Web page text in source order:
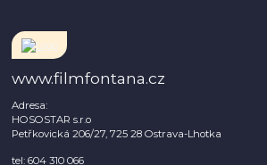
www.filmfontana.cz
Adresa:
HOSOSTAR s.r.o
Petřkovická 206/27, 725 28 Ostrava-Lhotka
tel: 604 310 066